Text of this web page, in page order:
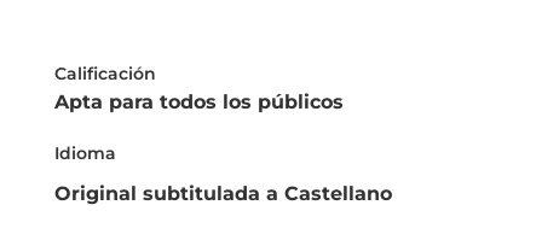
Calificación
Apta para todos los públicos
Idioma
Original subtitulada a Castellano